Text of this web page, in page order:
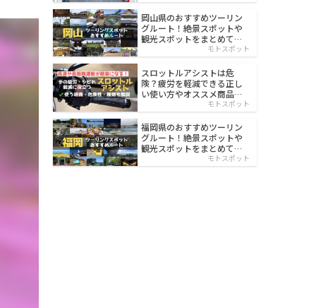
岡山県のおすすめツーリン
グルート！絶景スポットや
観光スポットをまとめて紹
モトスポット
スロットルアシストは危
険？疲労を軽減できる正し
い使い方やオススメ商品を
モトスポット
福岡県のおすすめツーリン
グルート！絶景スポットや
観光スポットをまとめて紹
モトスポット